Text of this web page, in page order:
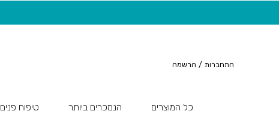
התחברות / הרשמה
כל המוצרים הנמכרים ביותר טיפוח פנים